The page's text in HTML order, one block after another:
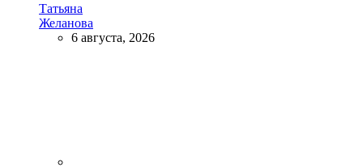
Татьяна
Желанова
6 августа, 2026